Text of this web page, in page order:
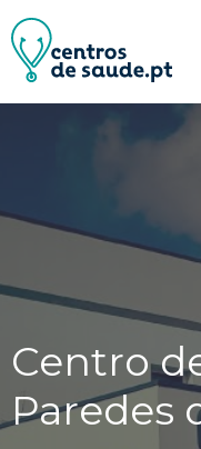
Centro
Paredes